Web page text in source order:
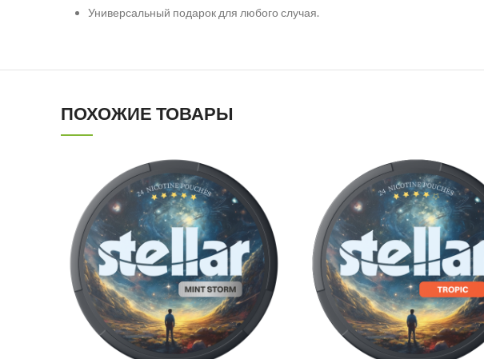
Универсальный подарок для любого случая.
ПОХОЖИЕ ТОВАРЫ